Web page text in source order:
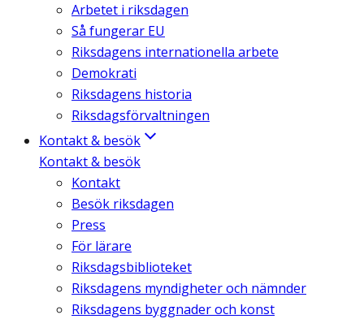
Arbetet i riksdagen
Så fungerar EU
Riksdagens internationella arbete
Demokrati
Riksdagens historia
Riksdagsförvaltningen
Kontakt & besök
Kontakt & besök
Kontakt
Besök riksdagen
Press
För lärare
Riksdagsbiblioteket
Riksdagens myndigheter och nämnder
Riksdagens byggnader och konst